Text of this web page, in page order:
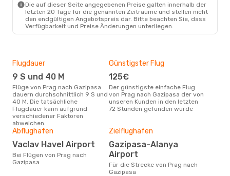
Pegasus Airlines
1 Zwischenstopp
PRG- GZP
Pegasus Airlines
1 Zwischenstopp
Sa., 3. Okt.
Turkish Airlines
1 Zwischenstopp
PRG - GZP
Turkish Airlines1 Zwischenstopp
GZP - PRG
Die auf dieser Seite angegebenen Preise galten innerhalb der
letzten 20 Tage für die genannten Zeiträume und stellen nicht
den endgültigen Angebotspreis dar. Bitte beachten Sie, dass
Verfügbarkeit und Preise Änderungen unterliegen.
Flugdauer
9 S und 40 M
Flüge von Prag nach Gazipasa
dauern durchschnittlich 9 S und
40 M. Die tatsächliche
Flugdauer kann aufgrund
verschiedener Faktoren
abweichen.
Günstigster Flug
125€
Der günstigste einfache Flug
von Prag nach Gazipasa der von
unseren Kunden in den letzten
72 Stunden gefunden wurde
Abflughafen
Vaclav Havel Airport
Bei Flügen von Prag nach
Gazipasa
Zielflughafen
Gazipasa-Alanya
Airport
Für die Strecke von Prag nach
Gazipasa